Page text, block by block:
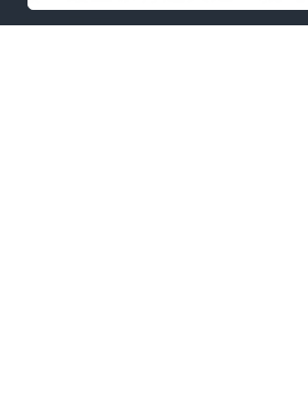
冇人黑面～